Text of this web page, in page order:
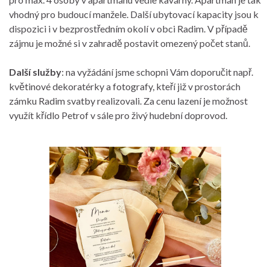
vhodný pro budoucí manžele. Další ubytovací kapacity jsou k
dispozici i v bezprostředním okolí v obci Radim. V případě
zájmu je možné si v zahradě postavit omezený počet stanů.
Další služby: na vyžádání jsme schopni Vám doporučit např.
květinové dekoratérky a fotografy, kteří již v prostorách
zámku Radim svatby realizovali. Za cenu lazení je možnost
využít křídlo Petrof v sále pro živý hudební doprovod.